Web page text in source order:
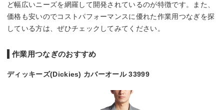
ど幅広いニーズを網羅して開発されているのが特徴です。また、
価格も安いのでコストパフォーマンスに優れた作業用つなぎを探
している方は、ぜひチェックしてみてください。
作業用つなぎのおすすめ
ディッキーズ(Dickies) カバーオール 33999